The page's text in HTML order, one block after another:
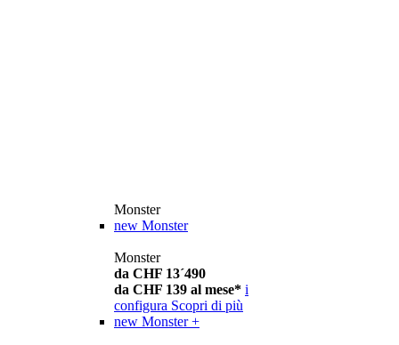
Monster
new Monster
Monster
da CHF 13´490
da CHF 139 al mese* i
configura Scopri di più
new Monster +